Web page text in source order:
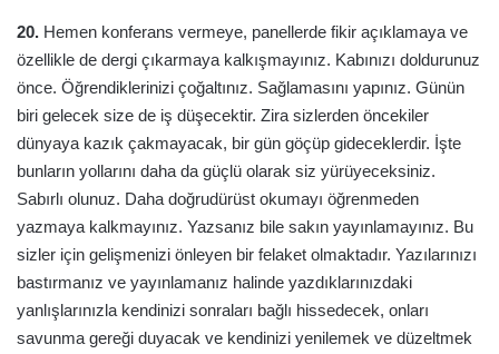
20. Hemen konferans vermeye, panellerde fikir açıklamaya ve
özellikle de dergi çıkarmaya kalkışmayınız. Kabınızı doldurunuz
önce. Öğrendiklerinizi çoğaltınız. Sağlamasını yapınız. Günün
biri gelecek size de iş düşecektir. Zira sizlerden öncekiler
dünyaya kazık çakmayacak, bir gün göçüp gideceklerdir. İşte
bunların yollarını daha da güçlü olarak siz yürüyeceksiniz.
Sabırlı olunuz. Daha doğrudürüst okumayı öğrenmeden
yazmaya kalkmayınız. Yazsanız bile sakın yayınlamayınız. Bu
sizler için gelişmenizi önleyen bir felaket olmaktadır. Yazılarınızı
bastırmanız ve yayınlamanız halinde yazdıklarınızdaki
yanlışlarınızla kendinizi sonraları bağlı hissedecek, onları
savunma gereği duyacak ve kendinizi yenilemek ve düzeltmek